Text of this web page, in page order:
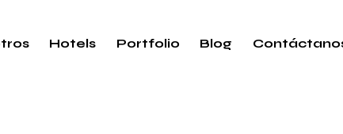
Hotels Portfolio Blog